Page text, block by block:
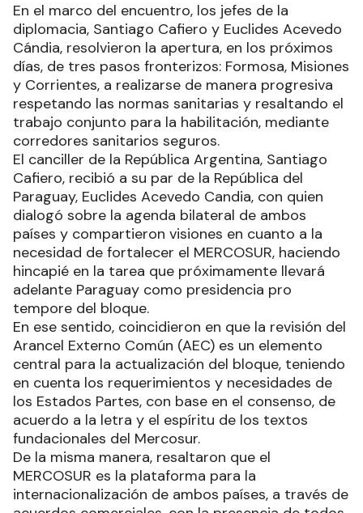
En el marco del encuentro, los jefes de la
diplomacia, Santiago Cafiero y Euclides Acevedo
Cándia, resolvieron la apertura, en los próximos
días, de tres pasos fronterizos: Formosa, Misiones
y Corrientes, a realizarse de manera progresiva
respetando las normas sanitarias y resaltando el
trabajo conjunto para la habilitación, mediante
corredores sanitarios seguros.
El canciller de la República Argentina, Santiago
Cafiero, recibió a su par de la República del
Paraguay, Euclides Acevedo Candia, con quien
dialogó sobre la agenda bilateral de ambos
países y compartieron visiones en cuanto a la
necesidad de fortalecer el MERCOSUR, haciendo
hincapié en la tarea que próximamente llevará
adelante Paraguay como presidencia pro
tempore del bloque.
En ese sentido, coincidieron en que la revisión del
Arancel Externo Común (AEC) es un elemento
central para la actualización del bloque, teniendo
en cuenta los requerimientos y necesidades de
los Estados Partes, con base en el consenso, de
acuerdo a la letra y el espíritu de los textos
fundacionales del Mercosur.
De la misma manera, resaltaron que el
MERCOSUR es la plataforma para la
internacionalización de ambos países, a través de